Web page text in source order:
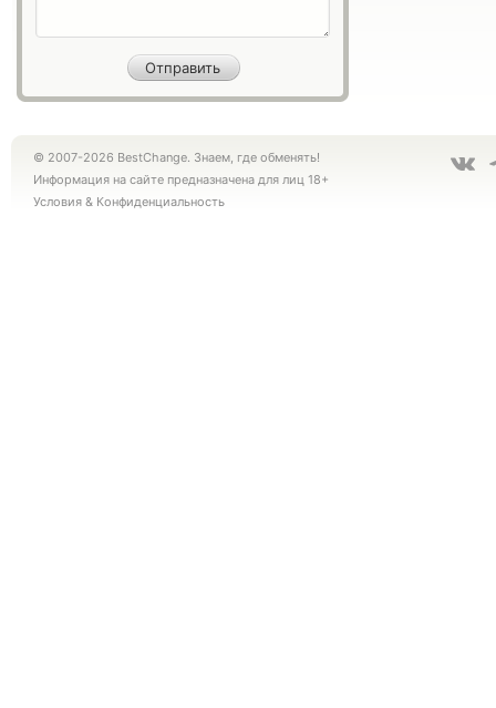
© 2007-2026 BestChange. Знаем, где обменять!
Информация на сайте предназначена для лиц 18+
Условия & Конфиденциальность